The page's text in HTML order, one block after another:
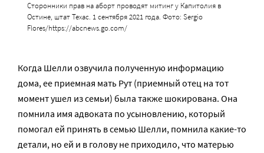
Сторонники прав на аборт проводят митинг у Капитолия в
Остине, штат Техас. 1 сентября 2021 года. Фото: Sergio
Flores/https://abcnews.go.com/
Когда Шелли озвучила полученную информацию
дома, ее приемная мать Рут (приемный отец на тот
момент ушел из семьи) была также шокирована. Она
помнила имя адвоката по усыновлению, который
помогал ей принять в семью Шелли, помнила какие-то
детали, но ей и в голову не приходило, что матерью